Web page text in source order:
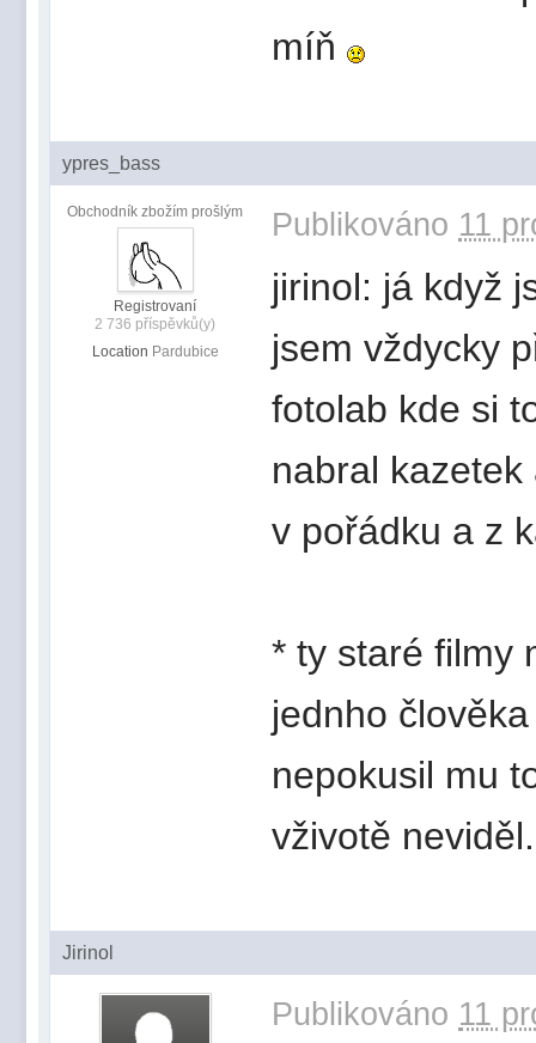
míň
ypres_bass
Obchodník zbožím prošlým
Registrovaní
2 736 příspěvků(y)
Location Pardubice
Publikováno 11
jirinol: já když
jsem vždycky
fotolab kde si
nabral
v pořádku a z
* ty staré filmy
jednho
nepokusil mu
vživotě neviděl.
Jirinol
Publikováno 11